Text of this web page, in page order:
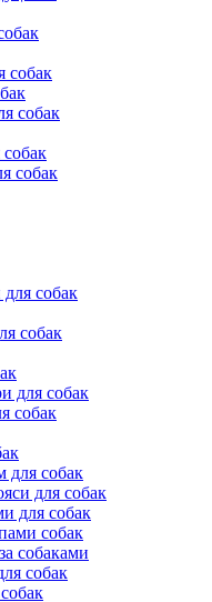
собак
собак
собак
собак
собак
для собак
собак
для собак
для собак
для собак
собак
собаками
собак